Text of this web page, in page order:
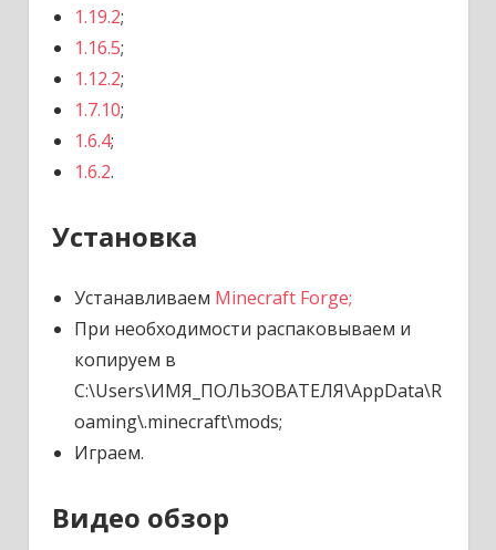
1.19.2;
1.16.5;
1.12.2;
1.7.10;
1.6.4;
1.6.2.
Установка
Устанавливаем Minecraft Forge;
При необходимости распаковываем и
копируем в
C:\Users\ИМЯ_ПОЛЬЗОВАТЕЛЯ\AppData\R
oaming\.minecraft\mods;
Играем.
Видео обзор